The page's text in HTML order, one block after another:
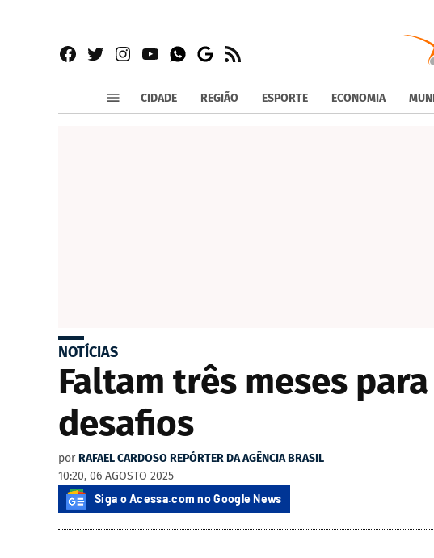
Facebook
TwitterInstagram
YouTubeWhatsapp
Google
News
RSS
CIDADE REGIÃO ESPORTE ECONOMIA
NOTÍCIAS
Faltam três meses
desafios
por RAFAEL CARDOSO REPÓRTER DA AGÊNCIA BRASIL
10:20, 06 AGOSTO 2025
Siga o Acessa.com no Google News